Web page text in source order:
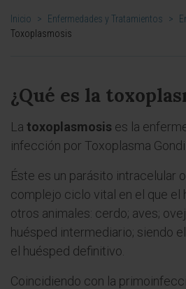
Inicio > Enfermedades y Tratamientos >
Toxoplasmosis
¿Qué es la
La toxoplasmosis es la
infección por Toxoplasma
Éste es un parásito intracelular
complejo ciclo vital en el que el
otros animales: cerdo; aves;
huésped intermediario; siendo
el huésped definitivo.
Coincidiendo con la